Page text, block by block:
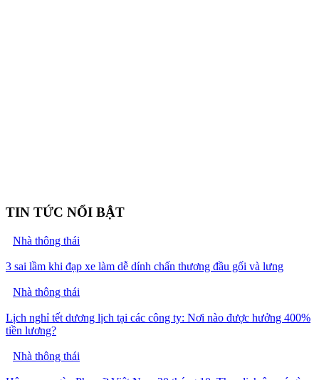
TIN TỨC NỔI BẬT
Nhà thông thái
3 sai lầm khi đạp xe làm dễ dính chấn thương đầu gối và lưng
Nhà thông thái
Lịch nghỉ tết dương lịch tại các công ty: Nơi nào được hưởng 400%
tiền lương?
Nhà thông thái